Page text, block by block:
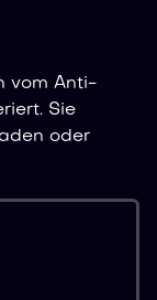
vom Anti-
Sie
oder